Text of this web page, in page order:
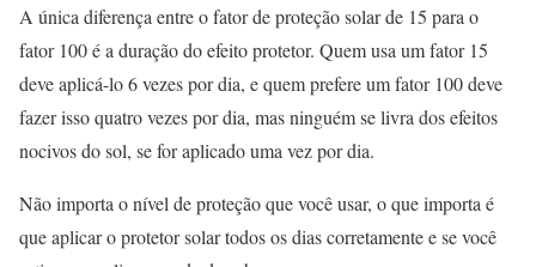
A única diferença entre o fator de proteção solar de 15 para o
fator 100 é a duração do efeito protetor. Quem usa um fator 15
deve aplicá-lo 6 vezes por dia, e quem prefere um fator 100 deve
fazer isso quatro vezes por dia, mas ninguém se livra dos efeitos
nocivos do sol, se for aplicado uma vez por dia.
Não importa o nível de proteção que você usar, o que importa é
que aplicar o protetor solar todos os dias corretamente e se você